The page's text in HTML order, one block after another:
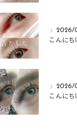
2026/
2026/